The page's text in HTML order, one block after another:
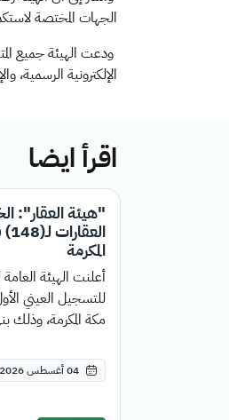
الجهات المختصة
ودعت الهيئة جميع
الإلكترونية
اقرأ ايضا
"هيئة العقار":
المكرمة
أعلنت الهيئة العامة
مكة المكرمة، وذلك
04 أغسطس 2026